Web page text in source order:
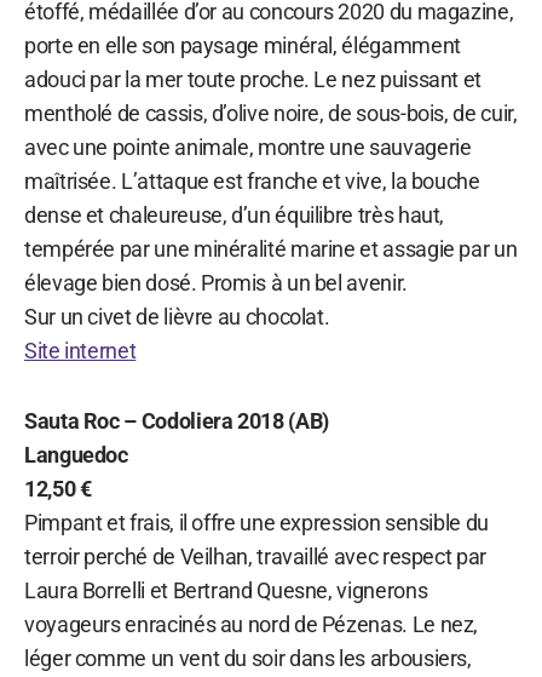
étoffé, médaillée d’or au concours 2020 du magazine,
porte en elle son paysage minéral, élégamment
adouci par la mer toute proche. Le nez puissant et
mentholé de cassis, d’olive noire, de sous-bois, de cuir,
avec une pointe animale, montre une sauvagerie
maîtrisée. L’attaque est franche et vive, la bouche
dense et chaleureuse, d’un équilibre très haut,
tempérée par une minéralité marine et assagie par un
élevage bien dosé. Promis à un bel avenir.
Sur un civet de lièvre au chocolat.
Site internet
Sauta Roc – Codoliera 2018 (AB)
Languedoc
12,50 €
Pimpant et frais, il offre une expression sensible du
terroir perché de Veilhan, travaillé avec respect par
Laura Borrelli et Bertrand Quesne, vignerons
voyageurs enracinés au nord de Pézenas. Le nez,
léger comme un vent du soir dans les arbousiers,